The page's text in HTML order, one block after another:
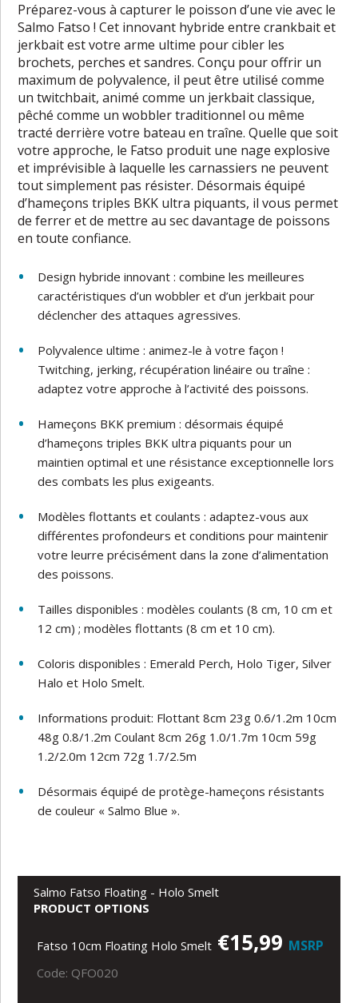
Préparez-vous à capturer le poisson d’une vie avec le
Salmo Fatso ! Cet innovant hybride entre crankbait et
jerkbait est votre arme ultime pour cibler les
brochets, perches et sandres. Conçu pour offrir un
maximum de polyvalence, il peut être utilisé comme
un twitchbait, animé comme un jerkbait classique,
pêché comme un wobbler traditionnel ou même
tracté derrière votre bateau en traîne. Quelle que soit
votre approche, le Fatso produit une nage explosive
et imprévisible à laquelle les carnassiers ne peuvent
tout simplement pas résister. Désormais équipé
d’hameçons triples BKK ultra piquants, il vous permet
de ferrer et de mettre au sec davantage de poissons
en toute confiance.
Design hybride innovant : combine les meilleures
caractéristiques d’un wobbler et d’un jerkbait pour
déclencher des attaques agressives.
Polyvalence ultime : animez-le à votre façon !
Twitching, jerking, récupération linéaire ou traîne :
adaptez votre approche à l’activité des poissons.
Hameçons BKK premium : désormais équipé
d’hameçons triples BKK ultra piquants pour un
maintien optimal et une résistance exceptionnelle lors
des combats les plus exigeants.
Modèles flottants et coulants : adaptez-vous aux
différentes profondeurs et conditions pour maintenir
votre leurre précisément dans la zone d’alimentation
des poissons.
Tailles disponibles : modèles coulants (8 cm, 10 cm et
12 cm) ; modèles flottants (8 cm et 10 cm).
Coloris disponibles : Emerald Perch, Holo Tiger, Silver
Halo et Holo Smelt.
Informations produit: Flottant 8cm 23g 0.6/1.2m 10cm
48g 0.8/1.2m Coulant 8cm 26g 1.0/1.7m 10cm 59g
1.2/2.0m 12cm 72g 1.7/2.5m
Désormais équipé de protège-hameçons résistants
de couleur « Salmo Blue ».
Salmo Fatso Floating - Holo Smelt
PRODUCT OPTIONS
Fatso 10cm Floating Holo Smelt €15,99 MSRP
Code: QFO020